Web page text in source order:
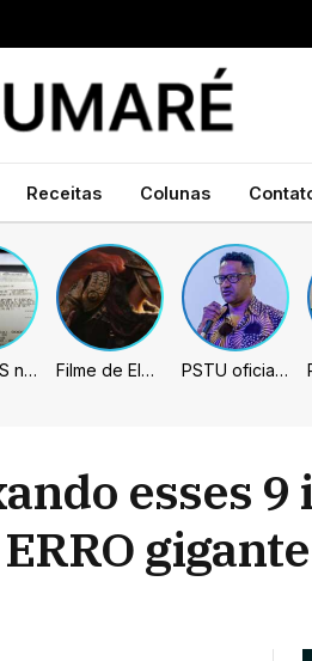
Receitas Colunas
IBS e CBS necessitarão constar nas notas fiscais com início desta 2ª. Entenda Filme de Elden Ring tem gravações concluídas, mas ainda fica longe do lançamento PSTU oficializa Hertz Dias como candidato à Presidência da República
esses 9
gigante